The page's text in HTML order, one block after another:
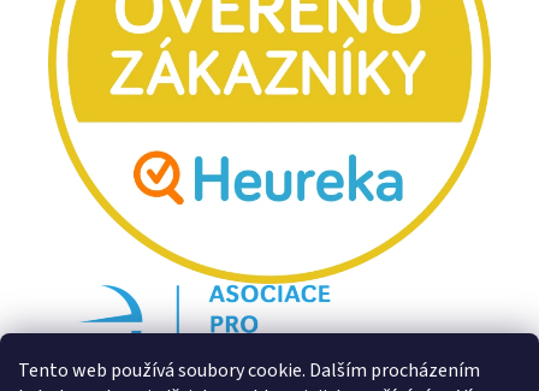
Tento web používá soubory cookie. Dalším procházením